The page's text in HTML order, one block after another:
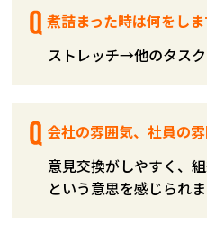
煮詰まった時は何をしま
ストレッチ→他のタスク
会社の雰囲気、社員の
意見交換がしやすく、
という意思を感じられま